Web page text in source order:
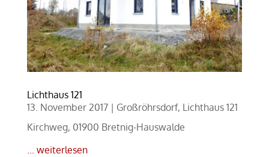
Lichthaus 121
13. November 2017| Großröhrsdorf, Lichthaus 121
Kirchweg, 01900 Bretnig-Hauswalde
... weiterlesen